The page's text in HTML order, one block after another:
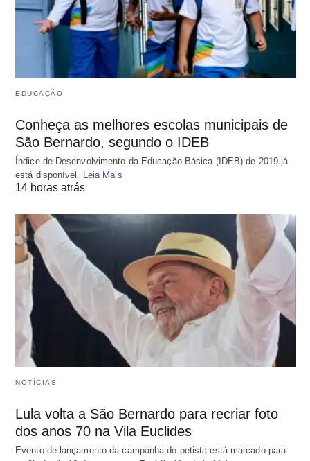
EDUCAÇÃO
Conheça as melhores escolas municipais de
São Bernardo, segundo o IDEB
Índice de Desenvolvimento da Educação Básica (IDEB) de 2019 já
está disponível.
Leia Mais
14 horas atrás
NOTÍCIAS
Lula volta a São Bernardo para recriar foto
dos anos 70 na Vila Euclides
Evento de lançamento da campanha do petista está marcado para